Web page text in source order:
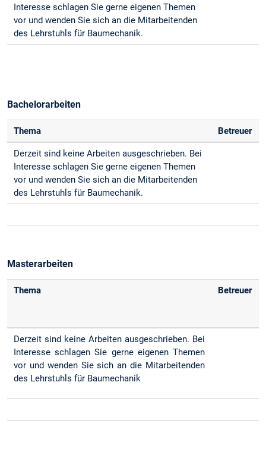
Interesse schlagen Sie gerne eigenen Themen
vor und wenden Sie sich an die Mitarbeitenden
des Lehrstuhls für Baumechanik.
Bachelorarbeiten
Thema Betreuer
Derzeit sind keine Arbeiten ausgeschrieben. Bei
Interesse schlagen Sie gerne eigenen Themen
vor und wenden Sie sich an die Mitarbeitenden
des Lehrstuhls für Baumechanik.
Masterarbeiten
Thema Betreuer
Derzeit sind keine Arbeiten ausgeschrieben. Bei
Interesse schlagen Sie gerne eigenen Themen
vor und wenden Sie sich an die Mitarbeitenden
des Lehrstuhls für Baumechanik